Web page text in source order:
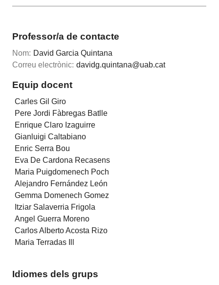
Professor/a de contacte
Nom: David Garcia Quintana
Correu electrònic: davidg.quintana@uab.cat
Equip docent
Carles Gil Giro
Pere Jordi Fàbregas Batlle
Enrique Claro Izaguirre
Gianluigi Caltabiano
Enric Serra Bou
Eva De Cardona Recasens
Maria Puigdomenech Poch
Alejandro Fernández León
Gemma Domenech Gomez
Itziar Salaverria Frigola
Angel Guerra Moreno
Carlos Alberto Acosta Rizo
Maria Terradas Ill
Idiomes dels grups